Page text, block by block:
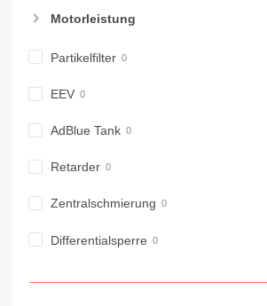
955
963
973
982
990
992
Motorleistung
Partikelfilter
EEV
AdBlue Tank
Retarder
Zentralschmierung
Differentialsperre